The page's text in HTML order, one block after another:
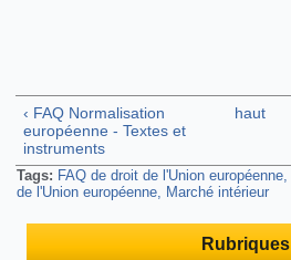
‹ FAQ Normalisation
européenne - Textes et
instruments
haut
Tags: FAQ de droit de l'Union européenne
de l'Union européenne
Marché intérieur
Rubriques